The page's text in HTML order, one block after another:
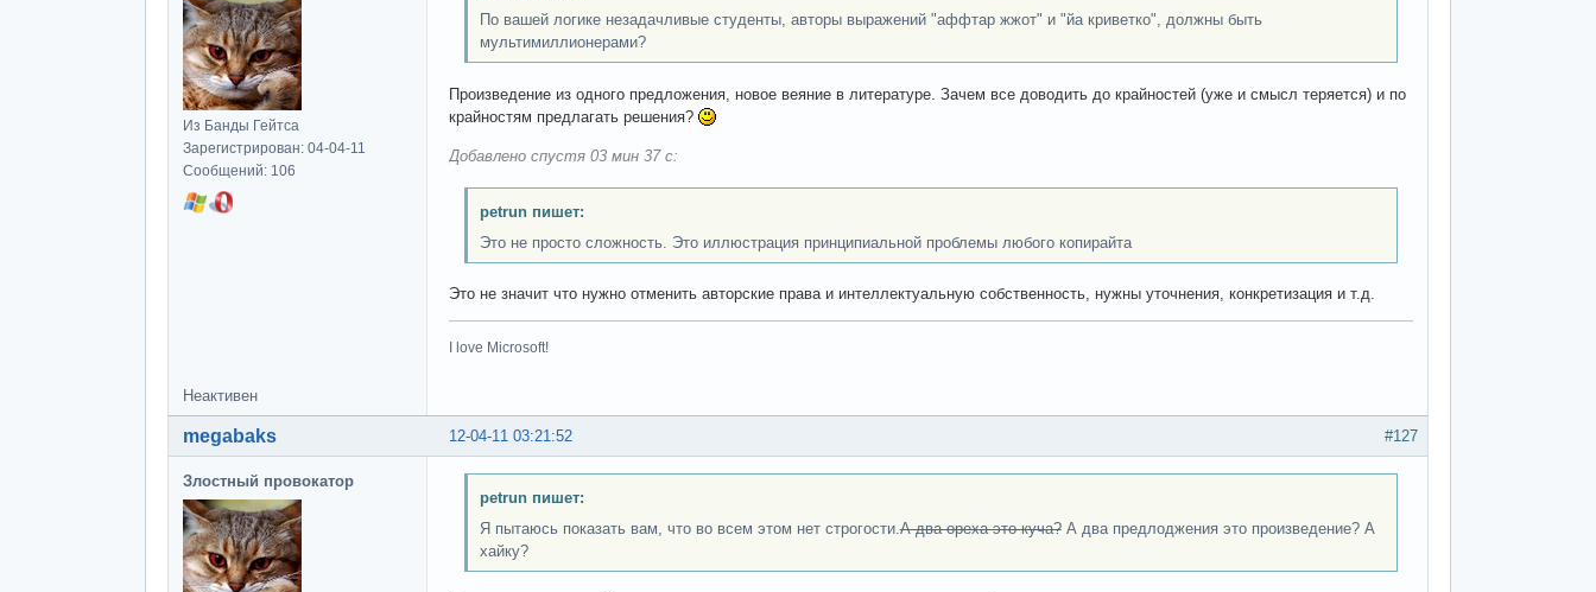
Из Банды Гейтса
Зарегистрирован: 04-04-11
Сообщений: 106
По вашей логике незадачливые студенты, авторы выражений "аффтар жжот" и "йа криветко", должны быть
мультимиллионерами?
Произведение из одного предложения, новое веяние в литературе. Зачем все доводить до крайностей (уже и смысл теряется) и по
крайностям предлагать решения?
Добавлено спустя 03 мин 37 с:
petrun пишет:
Это не просто сложность. Это иллюстрация принципиальной проблемы любого копирайта
Это не значит что нужно отменить авторские права и интеллектуальную собственность, нужны уточнения, конкретизация и т.д.
I love Microsoft!
Неактивен
#127
12-04-11 03:21:52
megabaks
Злостный провокатор
petrun пишет:
Я пытаюсь показать вам, что во всем этом нет строгости.А два ореха это куча?А два предлоджения это произведение? А
хайку?